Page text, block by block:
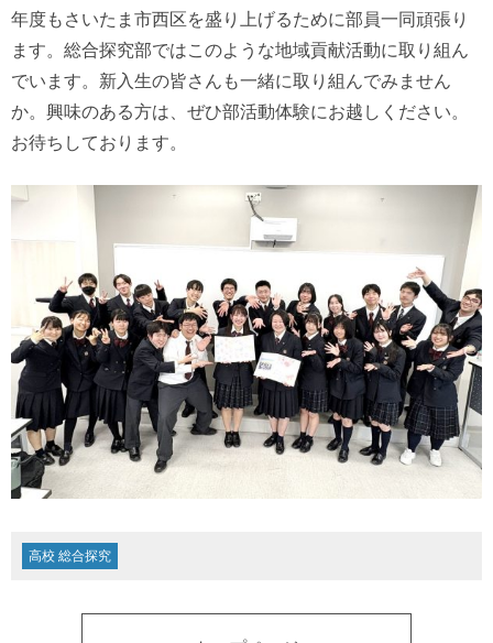
年度もさいたま市西区を盛り上げるために部員一同頑張り
ます。総合探究部ではこのような地域貢献活動に取り組ん
でいます。新入生の皆さんも一緒に取り組んでみません
か。興味のある方は、ぜひ部活動体験にお越しください。
お待ちしております。
高校 総合探究